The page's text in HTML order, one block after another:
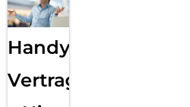
Handy
Vertragsabwicklung